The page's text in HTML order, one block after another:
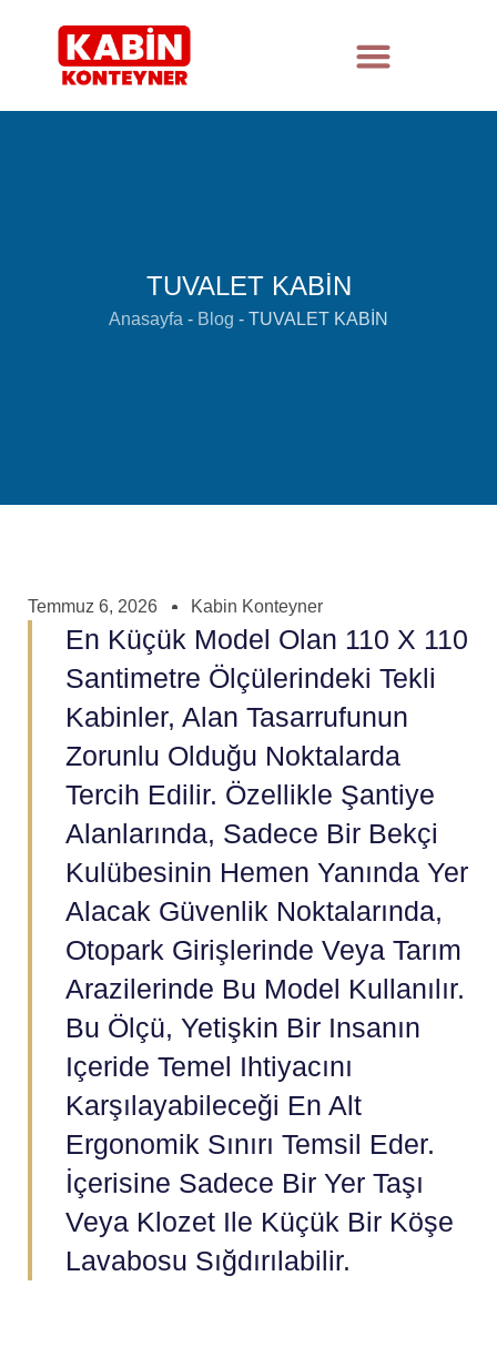
TUVALET KABİN
Anasayfa - Blog - TUVALET KABİN
Temmuz 6, 2026 Kabin Konteyner
En Küçük Model Olan 110 X 110
Santimetre Ölçülerindeki Tekli
Kabinler, Alan Tasarrufunun
Zorunlu Olduğu Noktalarda
Tercih Edilir. Özellikle Şantiye
Alanlarında, Sadece Bir Bekçi
Kulübesinin Hemen Yanında Yer
Alacak Güvenlik Noktalarında,
Otopark Girişlerinde Veya Tarım
Arazilerinde Bu Model Kullanılır.
Bu Ölçü, Yetişkin Bir Insanın
Içeride Temel Ihtiyacını
Karşılayabileceği En Alt
Ergonomik Sınırı Temsil Eder.
İçerisine Sadece Bir Yer Taşı
Veya Klozet Ile Küçük Bir Köşe
Lavabosu Sığdırılabilir.